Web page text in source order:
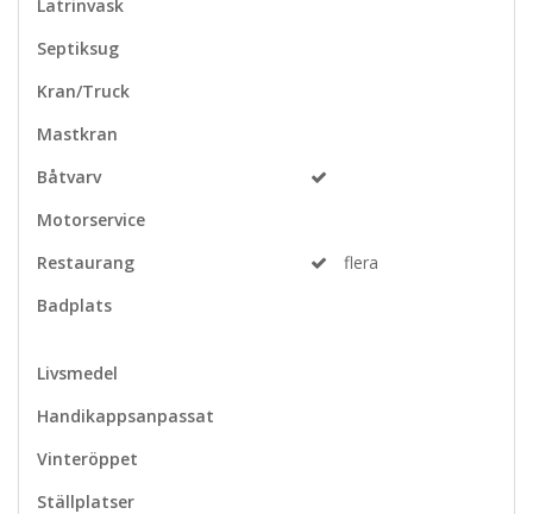
Latrinvask
Septiksug
Kran/Truck
Mastkran
Båtvarv
Motorservice
Restaurang
flera
Badplats
Livsmedel
Handikappsanpassat
Vinteröppet
Ställplatser